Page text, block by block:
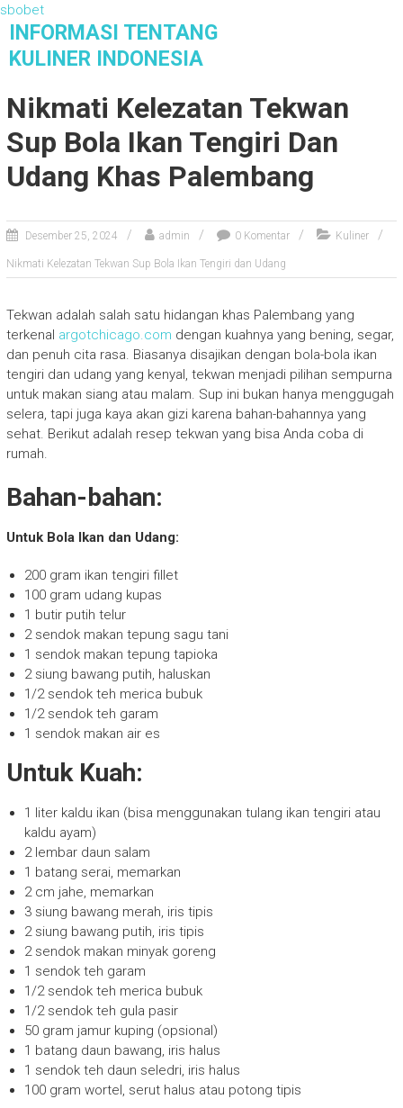
sbobet
e
INFORMASI TENTANG
KULINER INDONESIA
Nikmati Kelezatan Tekwan
Sup Bola Ikan Tengiri Dan
Udang Khas Palembang
Desember 25, 2024 admin 0 Komentar Kuliner
Nikmati Kelezatan Tekwan Sup Bola Ikan Tengiri dan Udang
Tekwan adalah salah satu hidangan khas Palembang yang
terkenal argotchicago.com dengan kuahnya yang bening, segar,
dan penuh cita rasa. Biasanya disajikan dengan bola-bola ikan
tengiri dan udang yang kenyal, tekwan menjadi pilihan sempurna
untuk makan siang atau malam. Sup ini bukan hanya menggugah
selera, tapi juga kaya akan gizi karena bahan-bahannya yang
sehat. Berikut adalah resep tekwan yang bisa Anda coba di
rumah.
Bahan-bahan:
Untuk Bola Ikan dan Udang:
200 gram ikan tengiri fillet
100 gram udang kupas
1 butir putih telur
2 sendok makan tepung sagu tani
1 sendok makan tepung tapioka
2 siung bawang putih, haluskan
1/2 sendok teh merica bubuk
1/2 sendok teh garam
1 sendok makan air es
Untuk Kuah:
1 liter kaldu ikan (bisa menggunakan tulang ikan tengiri atau
kaldu ayam)
2 lembar daun salam
1 batang serai, memarkan
2 cm jahe, memarkan
3 siung bawang merah, iris tipis
2 siung bawang putih, iris tipis
2 sendok makan minyak goreng
1 sendok teh garam
1/2 sendok teh merica bubuk
1/2 sendok teh gula pasir
50 gram jamur kuping (opsional)
1 batang daun bawang, iris halus
1 sendok teh daun seledri, iris halus
100 gram wortel, serut halus atau potong tipis